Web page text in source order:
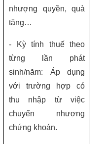
nhượng quyền, quà
tặng…
- Kỳ tính thuế theo
từng lần phát
sinh/năm: Áp dụng
với trường hợp có
thu nhập từ việc
chuyển nhượng
chứng khoán.